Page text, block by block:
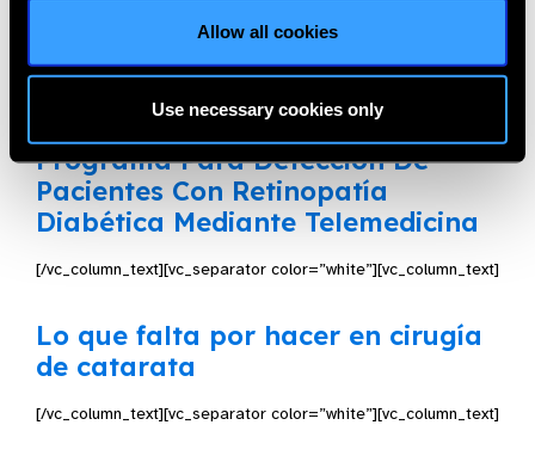
Allow all cookies
Use necessary cookies only
Salud Visual Veracruz 2018
[/vc_column_text][/vc_column][vc_column width=”1/2″
Programa Para Detección De
Pacientes Con Retinopatía
Diabética Mediante Telemedicina
[/vc_column_text][vc_separator color=”white”][vc_column_text]
Lo que falta por hacer en cirugía
de catarata
[/vc_column_text][vc_separator color=”white”][vc_column_text]